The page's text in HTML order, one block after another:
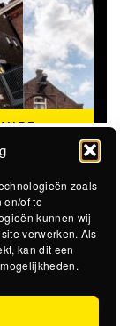
zoals
en/of te
kunnen wij
verwerken. Als
kan dit een
DE